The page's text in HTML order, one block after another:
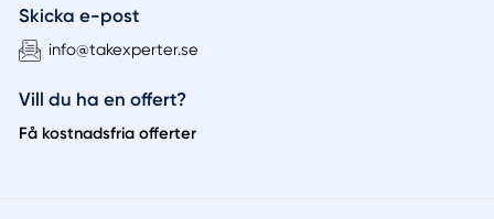
Skicka e-post
info@takexperter.se
Vill du ha en offert?
Få kostnadsfria offerter